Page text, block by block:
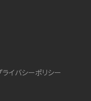
ライバシーポリシー